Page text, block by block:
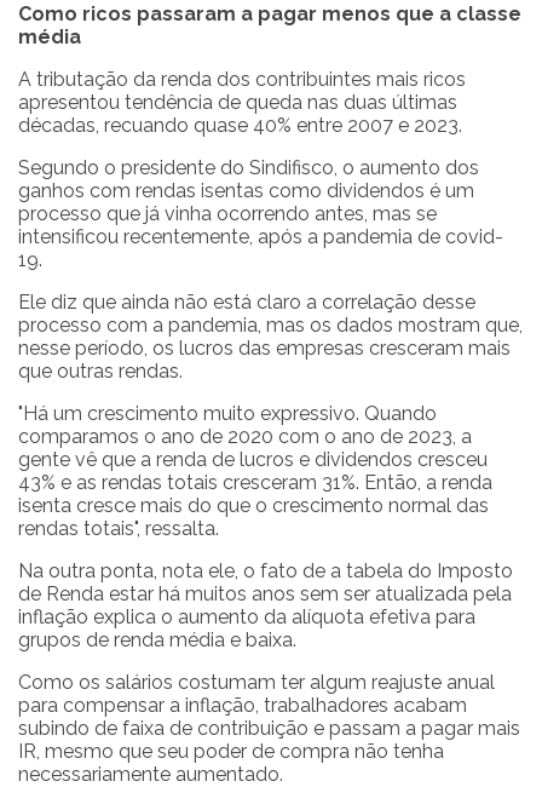
Como ricos passaram a pagar menos que a classe
média
A tributação da renda dos contribuintes mais ricos
apresentou tendência de queda nas duas últimas
décadas, recuando quase 40% entre 2007 e 2023.
Segundo o presidente do Sindifisco, o aumento dos
ganhos com rendas isentas como dividendos é um
processo que já vinha ocorrendo antes, mas se
intensificou recentemente, após a pandemia de covid-
19.
Ele diz que ainda não está claro a correlação desse
processo com a pandemia, mas os dados mostram que,
nesse período, os lucros das empresas cresceram mais
que outras rendas.
"Há um crescimento muito expressivo. Quando
comparamos o ano de 2020 com o ano de 2023, a
gente vê que a renda de lucros e dividendos cresceu
43% e as rendas totais cresceram 31%. Então, a renda
isenta cresce mais do que o crescimento normal das
rendas totais", ressalta.
Na outra ponta, nota ele, o fato de a tabela do Imposto
de Renda estar há muitos anos sem ser atualizada pela
inflação explica o aumento da alíquota efetiva para
grupos de renda média e baixa.
Como os salários costumam ter algum reajuste anual
para compensar a inflação, trabalhadores acabam
subindo de faixa de contribuição e passam a pagar mais
IR, mesmo que seu poder de compra não tenha
necessariamente aumentado.